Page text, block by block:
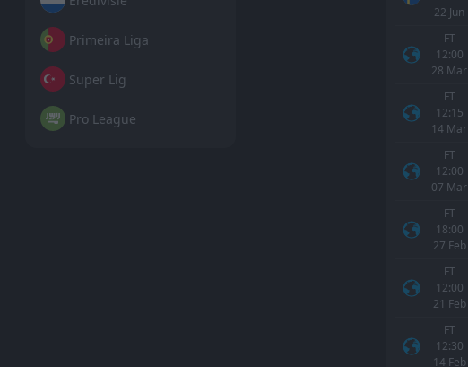
Primeira Liga
Super Lig
Pro League
22 Jun
FT
12:00
28 Mar
FT
12:15
14 Mar
FT
12:00
07 Mar
FT
18:00
27 Feb
FT
12:00
21 Feb
FT
12:30
14 Feb